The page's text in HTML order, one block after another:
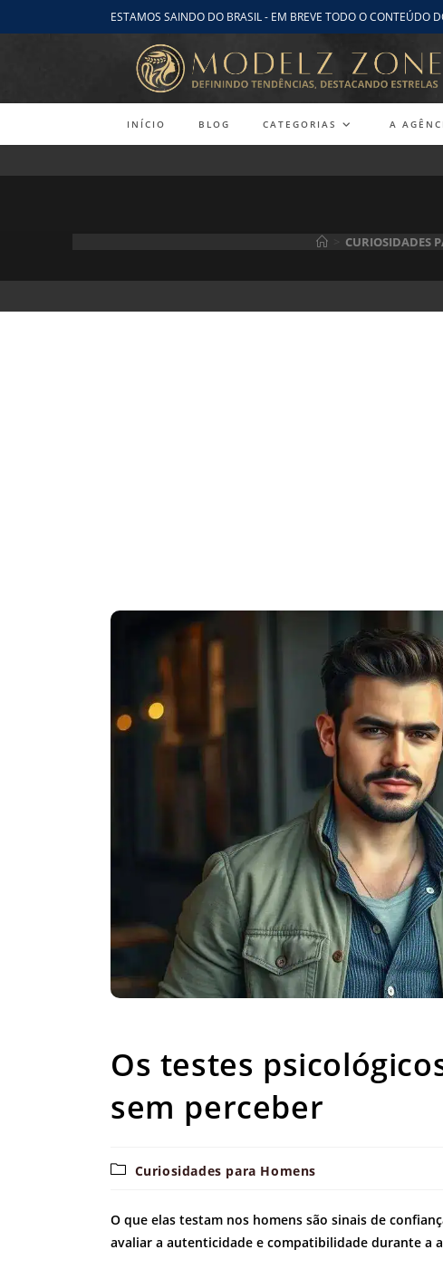
para
ESTAMOS SAINDO DO BRASIL - EM BREVE TODO O CONTEÚDO
INÍCIO BLOG CATEGORIAS A
CURIOSIDADES
Os testes
sem perceber
Categoria
Curiosidades para Homens
O que elas testam nos homens são sinais de
avaliar a autenticidade e compatibilidade durante a